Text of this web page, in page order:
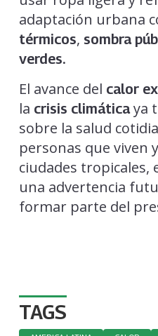
adaptación urbana
térmicos, sombra
verdes.
El avance del calor
la crisis climáticaya
sobre la salud
personas que viven
ciudades tropicales,
una advertencia
formar parte del
TAGS